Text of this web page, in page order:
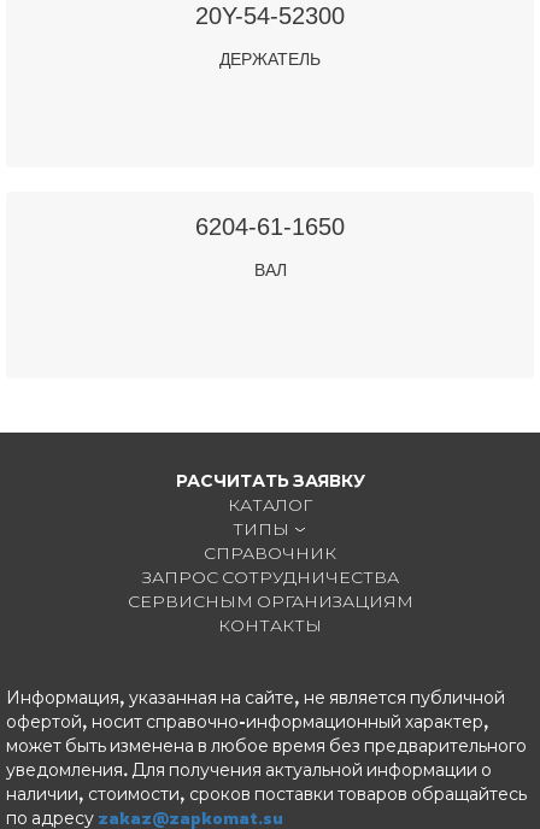
20Y-54-52300
ДЕРЖАТЕЛЬ
6204-61-1650
ВАЛ
РАСЧИТАТЬ ЗАЯВКУ
КАТАЛОГ
ТИПЫ
СПРАВОЧНИК
ЗАПРОС СОТРУДНИЧЕСТВА
СЕРВИСНЫМ ОРГАНИЗАЦИЯМ
КОНТАКТЫ
Информация, указанная на сайте, не является публичной
офертой, носит справочно-информационный характер,
может быть изменена в любое время без предварительного
уведомления. Для получения актуальной информации о
наличии, стоимости, сроков поставки товаров обращайтесь
по адресу zakaz@zapkomat.su